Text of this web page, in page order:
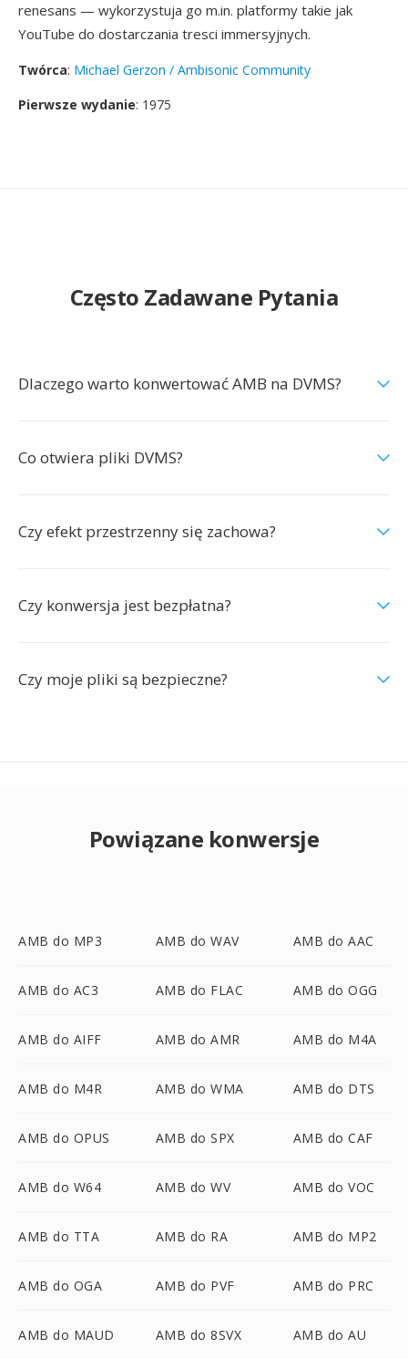
renesans — wykorzystuja go m.in. platformy takie jak
YouTube do dostarczania tresci immersyjnych.
Twórca: Michael Gerzon / Ambisonic Community
Pierwsze wydanie: 1975
Często Zadawane Pytania
Dlaczego warto konwertować AMB na DVMS?
Co otwiera pliki DVMS?
Czy efekt przestrzenny się zachowa?
Czy konwersja jest bezpłatna?
Czy moje pliki są bezpieczne?
Powiązane konwersje
AMB do MP3 AMB do WAV AMB do AAC
AMB do AC3 AMB do FLAC AMB do OGG
AMB do AIFF AMB do AMR AMB do M4A
AMB do M4R AMB do WMA AMB do DTS
AMB do OPUS AMB do SPX AMB do CAF
AMB do W64 AMB do WV AMB do VOC
AMB do TTA AMB do RA AMB do MP2
AMB do OGA AMB do PVF AMB do PRC
AMB do MAUD AMB do 8SVX AMB do AU